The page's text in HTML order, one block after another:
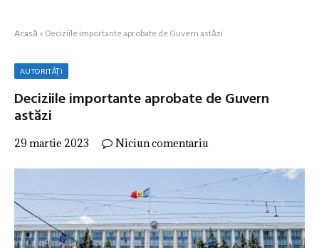
Acasă » Deciziile importante aprobate de Guvern astăzi
AUTORITĂȚI
Deciziile importante aprobate de Guvern
astăzi
29 martie 2023 Niciun comentariu